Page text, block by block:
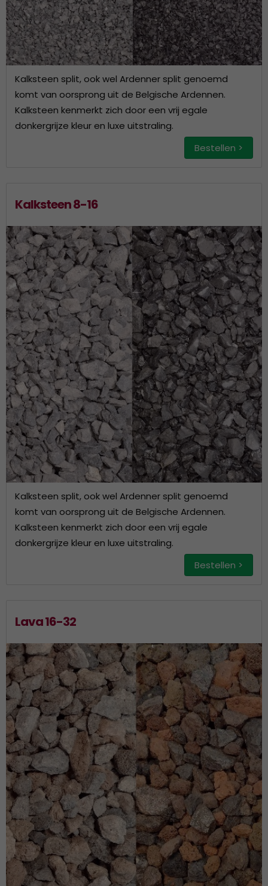
Kalksteen split, ook wel Ardenner split genoemd
komt van oorsprong uit de Belgische Ardennen.
Kalksteen kenmerkt zich door een vrij egale
donkergrijze kleur en luxe uitstraling.
Bestellen >
Kalksteen 8-16
Kalksteen split, ook wel Ardenner split genoemd
komt van oorsprong uit de Belgische Ardennen.
Kalksteen kenmerkt zich door een vrij egale
donkergrijze kleur en luxe uitstraling.
Bestellen >
Lava 16-32